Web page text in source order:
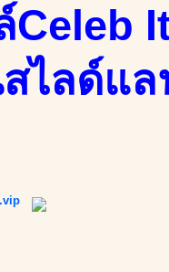
Celeb
ไลด์แล